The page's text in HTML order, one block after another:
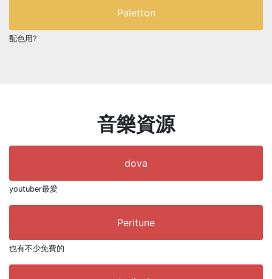
Paletton
配色用?
音樂資源
dova
youtuber最愛
Peritune
也有不少免費的